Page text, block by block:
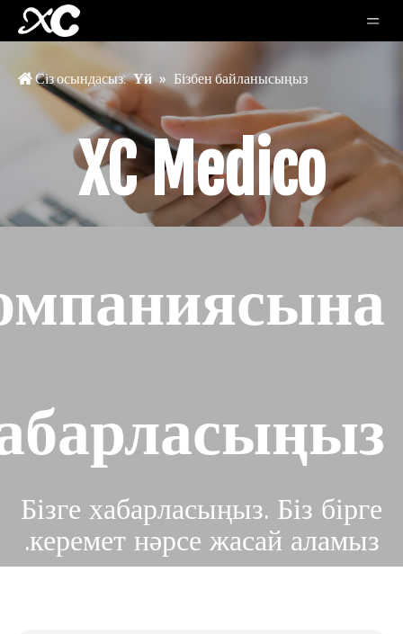
Сіз осындасыз: Үй » Бізбен байланысыңыз
XC Medico
Бізге хабарласыңыз. Біз бірге
керемет нәрсе жасай аламыз.